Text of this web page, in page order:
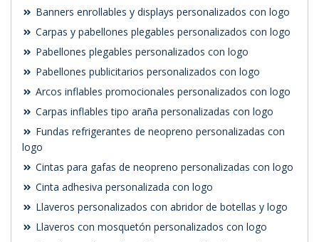
Banners enrollables y displays personalizados con logo
Carpas y pabellones plegables personalizados con logo
Pabellones plegables personalizados con logo
Pabellones publicitarios personalizados con logo
Arcos inflables promocionales personalizados con logo
Carpas inflables tipo araña personalizadas con logo
Fundas refrigerantes de neopreno personalizadas con
logo
Cintas para gafas de neopreno personalizadas con logo
Cinta adhesiva personalizada con logo
Llaveros personalizados con abridor de botellas y logo
Llaveros con mosquetón personalizados con logo